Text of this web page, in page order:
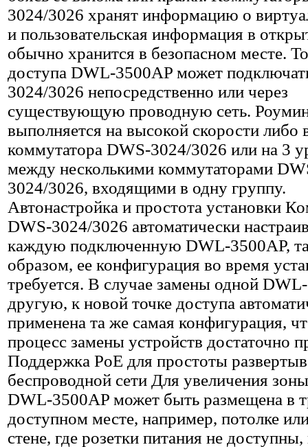
3024/3026 хранят информацию о
и пользовательская информация в
обычно хранится в безопасном месте.
доступа DWL-3500AP может
3024/3026 непосредственно или через
существующую проводную сеть.
выполняется на высокой скорости либо
коммутатора DWS-3024/3026 или на 3
между несколькими коммутаторами
3024/3026, входящими в одну группу.
Автонастройка и простота установки
DWS-3024/3026 автоматически
каждую подключенную DWL-3500AP,
образом, ее конфигурация во время
требуется. В случае замены одной
другую, к новой точке доступа
применена та же самая конфигурация,
процесс замены устройств достаточно
Поддержка PoE для простоты
беспроводной сети Для увеличения
DWL-3500AP может быть размещена в
доступном месте, например, потолке
стене, где розетки питания не доступны,